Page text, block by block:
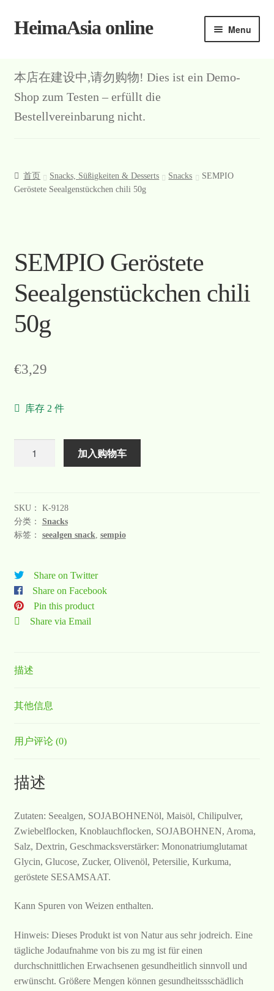
Skip
Skip
HeimaAsia online Menu
About
AGB
Datenschutz
Mein Konto
Warenkorb
Welcome
联系
本店在建设中,请勿购物! Dies ist ein Demo-
Shop zum Testen – erfüllt die
Bestellvereinbarung nicht.
首页 Snacks, Süßigkeiten & Desserts Snacks
SEMPIO
Geröstete Seealgenstückchen chili 50g
SEMPIO Geröstete
Seealgenstückchen chili
50g
€3,29
库存 2 件
加入购物车
SKU： K-9128
分类： Snacks
标签： seealgen snack sempio
Share on Twitter
Share on Facebook
Pin this product
Share via Email
描述
其他信息
用户评论 (0)
描述
Zutaten: Seealgen, SOJABOHNENöl, Maisöl, Chilipulver,
Zwiebelflocken, Knoblauchflocken, SOJABOHNEN, Aroma,
Salz, Dextrin, Geschmacksverstärker: Mononatriumglutamat
Glycin, Glucose, Zucker, Olivenöl, Petersilie, Kurkuma,
geröstete SESAMSAAT.
Kann Spuren von Weizen enthalten.
Hinweis: Dieses Produkt ist von Natur aus sehr jodreich. Eine
tägliche Jodaufnahme von bis zu mg ist für einen
durchschnittlichen Erwachsenen gesundheitlich sinnvoll und
erwünscht. Größere Mengen können gesundheitssschädlich